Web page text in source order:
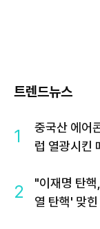
트렌드뉴스
1
중국산 에어
럽 열광시킨
2
"이재명 탄
열 탄핵' 맞